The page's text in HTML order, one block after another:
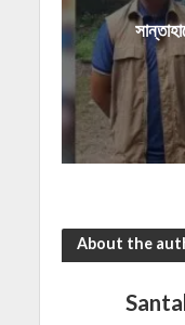
About the